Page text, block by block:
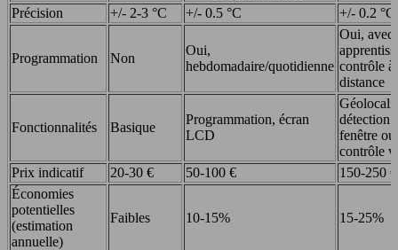
Précision
+/- 2-3 °C +/- 0.5 °C +/- 0.2 °C
Programmation Non
Oui,
hebdomadaire/quotidienne
Oui, avec
contrôle à
distance
Fonctionnalités Basique
Programmation, écran
LCD
détection
fenêtre
contrôle
Prix indicatif
20-30 € 50-100 €
150-250 €
Économies
potentielles
(estimation
annuelle)
Faibles 10-15% 15-25%